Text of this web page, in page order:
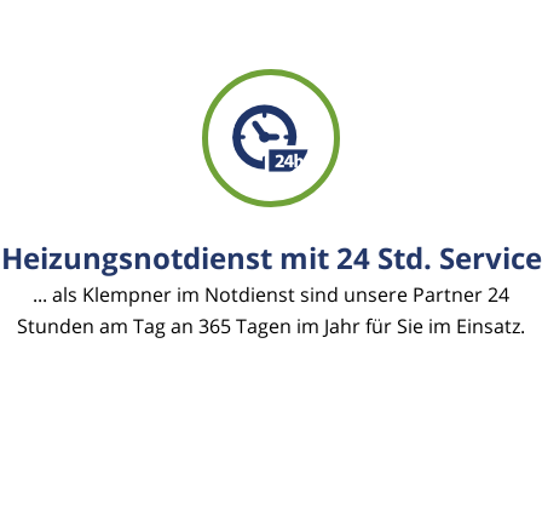
Heizungsnotdienst mit 24 Std. Service
... als Klempner im Notdienst sind unsere Partner 24
Stunden am Tag an 365 Tagen im Jahr für Sie im Einsatz.